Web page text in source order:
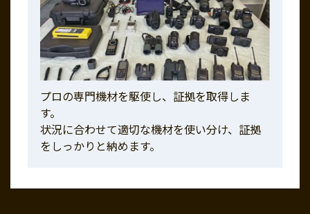
プロの専門機材を駆使し、証拠を取得しま
す。
状況に合わせて適切な機材を使い分け、証拠
をしっかりと納めます。